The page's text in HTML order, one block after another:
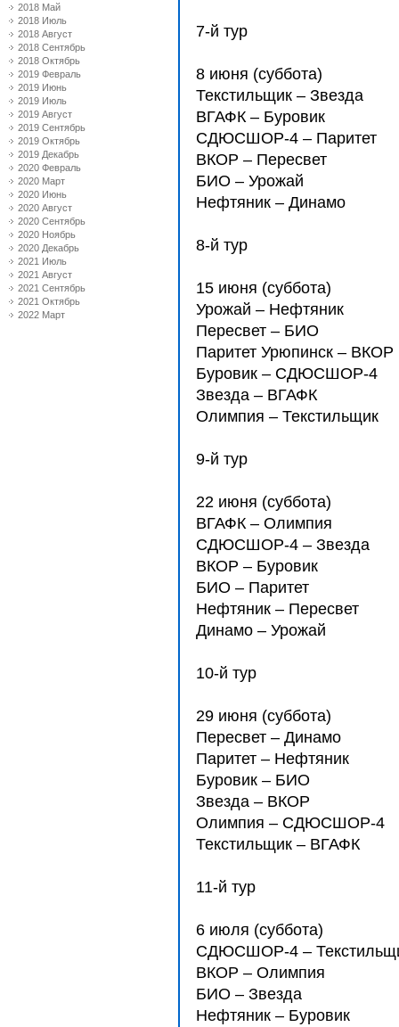
2018 Май
2018 Июль
2018 Август
2018 Сентябрь
2018 Октябрь
2019 Февраль
2019 Июнь
2019 Июль
2019 Август
2019 Сентябрь
2019 Октябрь
2019 Декабрь
2020 Февраль
2020 Март
2020 Июнь
2020 Август
2020 Сентябрь
2020 Ноябрь
2020 Декабрь
2021 Июль
2021 Август
2021 Сентябрь
2021 Октябрь
2022 Март
7-й тур
8 июня (суббота)
Текстильщик – Звезда
ВГАФК – Буровик
СДЮCШОР-4 – Паритет
ВКОР – Пересвет
БИО – Урожай
Нефтяник – Динамо
8-й тур
15 июня (суббота)
Урожай – Нефтяник
Пересвет – БИО
Паритет Урюпинск – ВКОР
Буровик – СДЮCШОР-4
Звезда – ВГАФК
Олимпия – Текстильщик
9-й тур
22 июня (суббота)
ВГАФК – Олимпия
СДЮCШОР-4 – Звезда
ВКОР – Буровик
БИО – Паритет
Нефтяник – Пересвет
Динамо – Урожай
10-й тур
29 июня (суббота)
Пересвет – Динамо
Паритет – Нефтяник
Буровик – БИО
Звезда – ВКОР
Олимпия – СДЮCШОР-4
Текстильщик – ВГАФК
11-й тур
6 июля (суббота)
СДЮCШОР-4 –
ВКОР – Олимпия
БИО – Звезда
Нефтяник – Буровик